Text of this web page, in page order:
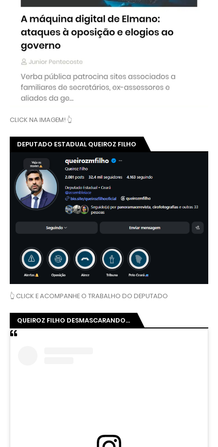
CLICK NA IMAGEM! 👆
DEPUTADO ESTADUAL QUEIROZ FILHO
👆 CLICK E ACOMPANHE O TRABALHO DO DEPUTADO
QUEIROZ FILHO DESMASCARANDO...